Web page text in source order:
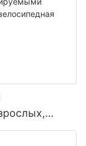
для езды